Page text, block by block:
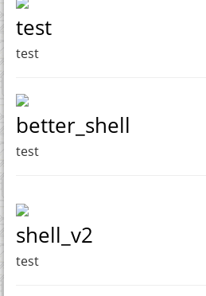
test
test
better_shell
test
shell_v2
test